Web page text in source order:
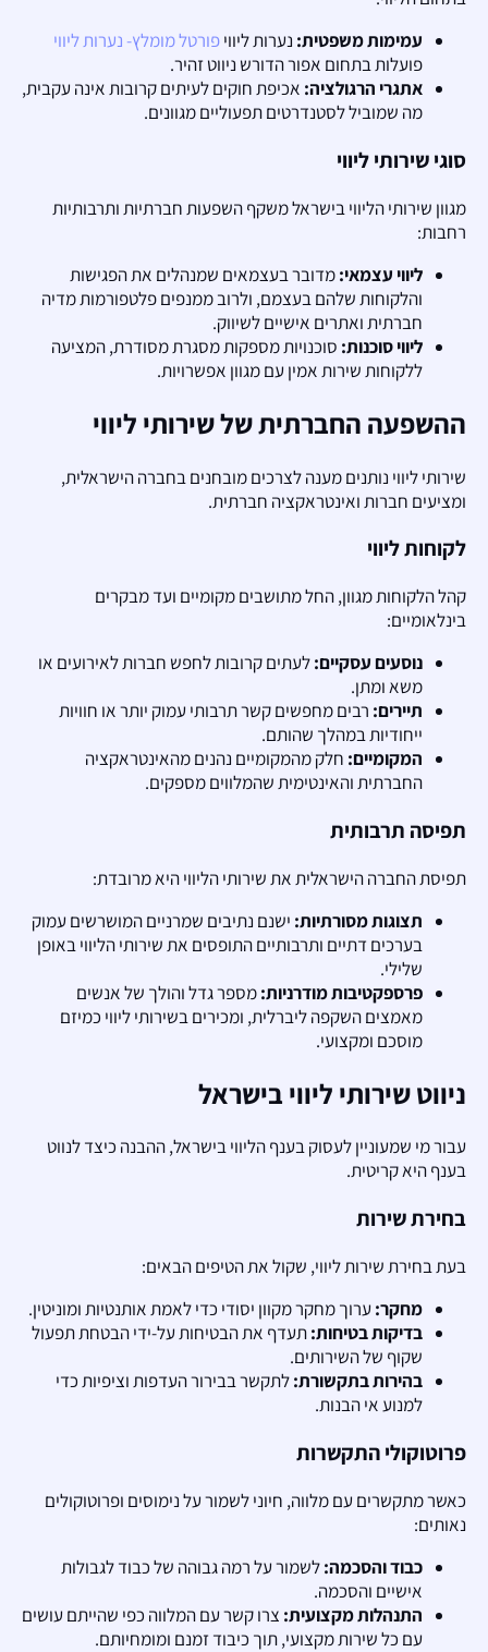
עמימות משפטית: נערות ליוויפורטל מומלץ- נערות ליווי
פועלות בתחום אפור הדורש ניווט זהיר.
אתגרי הרגולציה: אכיפת חוקים לעיתים קרובות אינה עקבית,
מה שמוביל לסטנדרטים תפעוליים מגוונים.
סוגי שירותי ליווי
מגוון שירותי הליווי בישראל משקף השפעות חברתיות ותרבותיות
רחבות:
ליווי עצמאי:מדובר בעצמאים שמנהלים את הפגישות
והלקוחות שלהם בעצמם, ולרוב ממנפים פלטפורמות מדיה
חברתית ואתרים אישיים לשיווק.
ליווי סוכנות: סוכנויות מספקות מסגרת מסודרת, המציעה
ללקוחות שירות אמין עם מגוון אפשרויות.
ההשפעה החברתית של שירותי ליווי
שירותי ליווי נותנים מענה לצרכים מובחנים בחברה הישראלית,
ומציעים חברות ואינטראקציה חברתית.
לקוחות ליווי
קהל הלקוחות מגוון, החל מתושבים מקומיים ועד מבקרים
בינלאומיים:
נוסעים עסקיים:לעתים קרובות לחפש חברות לאירועים או
משא ומתן.
תיירים: רבים מחפשים קשר תרבותי עמוק יותר או חוויות
ייחודיות במהלך שהותם.
המקומיים: חלק מהמקומיים נהנים מהאינטראקציה
החברתית והאינטימית שהמלווים מספקים.
תפיסה תרבותית
תפיסת החברה הישראלית את שירותי הליווי היא מרובדת:
תצוגות מסורתיות: ישנם נתיבים שמרניים המושרשים עמוק
בערכים דתיים ותרבותיים התופסים את שירותי הליווי באופן
שלילי.
פרספקטיבות מודרניות:מספר גדל והולך של אנשים
מאמצים השקפה ליברלית, ומכירים בשירותי ליווי כמיזם
מוסכם ומקצועי.
ניווט שירותי ליווי בישראל
עבור מי שמעוניין לעסוק בענף הליווי בישראל, ההבנה כיצד לנווט
בענף היא קריטית.
בחירת שירות
בעת בחירת שירות ליווי, שקול את הטיפים הבאים:
מחקר:ערוך מחקר מקוון יסודי כדי לאמת אותנטיות ומוניטין.
בדיקות בטיחות:תעדף את הבטיחות על-ידי הבטחת תפעול
שקוף של השירותים.
בהירות בתקשורת:לתקשר בבירור העדפות וציפיות כדי
למנוע אי הבנות.
פרוטוקולי התקשרות
כאשר מתקשרים עם מלווה, חיוני לשמור על נימוסים ופרוטוקולים
נאותים:
כבוד והסכמה:לשמור על רמה גבוהה של כבוד לגבולות
אישיים והסכמה.
התנהלות מקצועית: צרו קשר עם המלווה כפי שהייתם עושים
עם כל שירות מקצועי, תוך כיבוד זמנם ומומחיותם.